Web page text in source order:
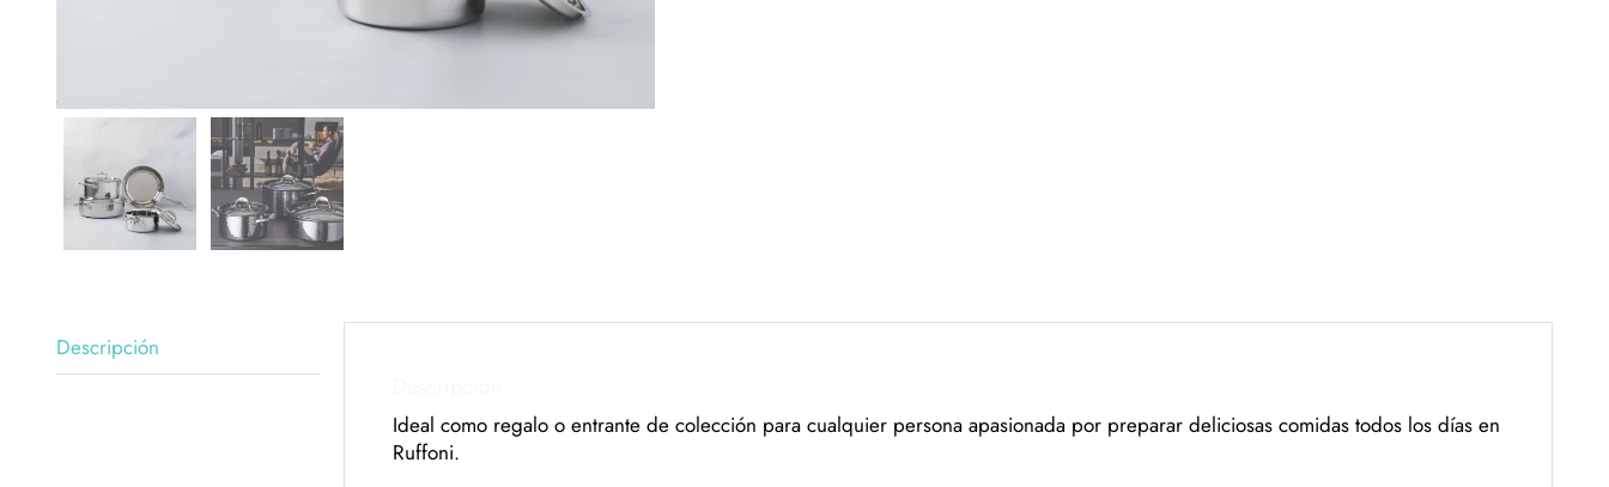
Descripción
Ideal como regalo o entrante de colección para cualquier persona apasionada por preparar deliciosas comidas todos los días en
Ruffoni.